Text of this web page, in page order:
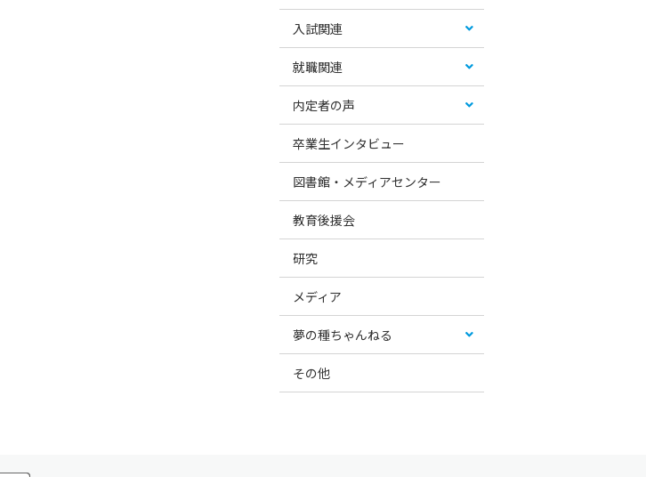
入試関連
就職関連
内定者の声
卒業生インタビュー
図書館・メディアセンター
教育後援会
研究
メディア
夢の種ちゃんねる
その他